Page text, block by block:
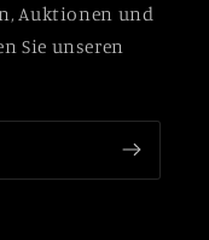
Auktionen und
Sie unseren